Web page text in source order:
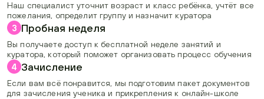
Наш специалист уточнит возраст и класс ребёнка, учтёт все
пожелания, определит группу и назначит куратора
3 Пробная неделя
Вы получаете доступ к бесплатной неделе занятий и
куратора, который поможет организовать процесс обучения
4 Зачисление
Если вам всё понравится, мы подготовим пакет документов
для зачисления ученика и прикрепления к онлайн-школе